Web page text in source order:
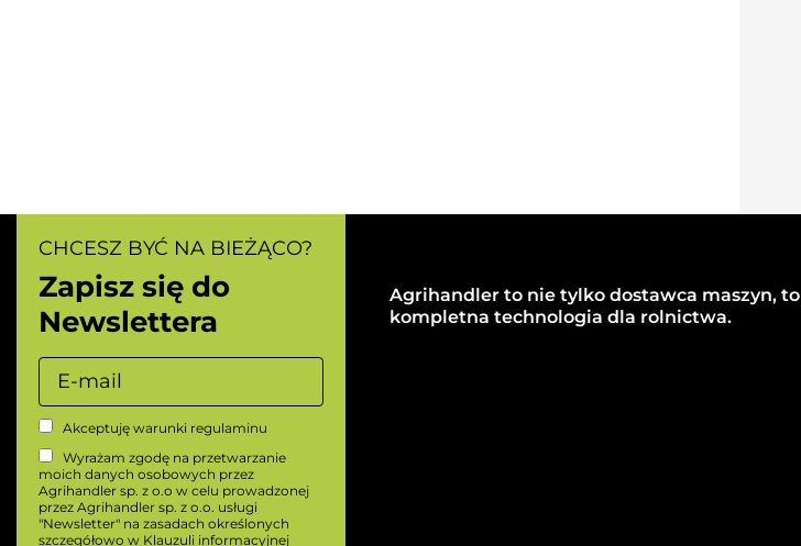
CHCESZ BYĆ NA BIEŻĄCO?
Zapisz się do
Newslettera
Akceptuję warunki regulaminu
Wyrażam zgodę na przetwarzanie
moich danych osobowych przez
Agrihandler sp. z o.o w celu prowadzonej
przez Agrihandler sp. z o.o. usługi
"Newsletter" na zasadach określonych
szczegółowo w Klauzuli informacyjnej
Agrihandler to nie tylko dostawca maszyn, to
kompletna technologia dla rolnictwa.